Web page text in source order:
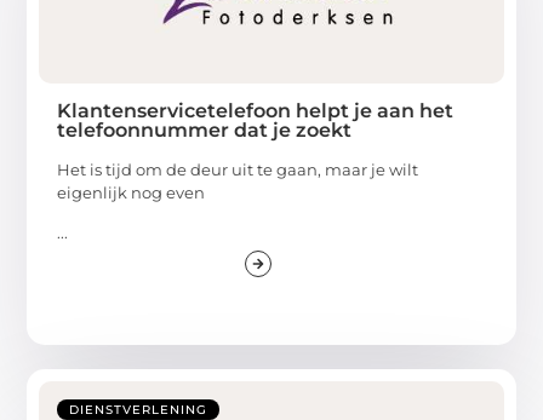
Klantenservicetelefoon helpt je aan het
telefoonnummer dat je zoekt
Het is tijd om de deur uit te gaan, maar je wilt
eigenlijk nog even
...
DIENSTVERLENING